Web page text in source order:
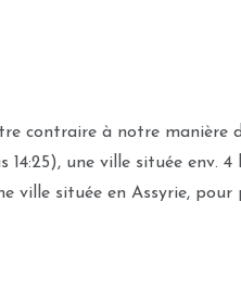
contraire à notre manière
une ville située env.
ville située en Assyrie,